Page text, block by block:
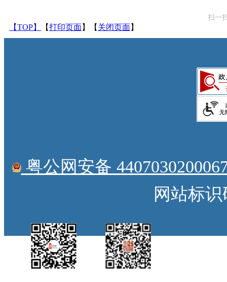
扫一
【TOP】 【打印页面】【 关闭页面】
粤公网安备
网站标识